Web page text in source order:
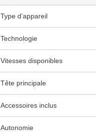
Type d’appareil
Technologie
Vitesses disponibles
Tête principale
Accessoires inclus
Autonomie